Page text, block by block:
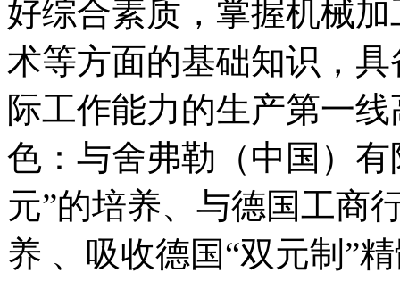
好综合素质，掌握机械
术等方面的基础知识，
际工作能力的生产第一
色：与舍弗勒（中国）
元”的培养、与德国工商
养 、吸收德国“双元制”